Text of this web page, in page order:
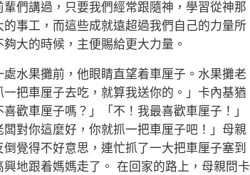
們講過，只要我們經常跟隨神，學習從神那
事工，而這些成就遠超過我們自己的力量所
大的時候，主便賜給更大力量。
果攤前，他眼睛直望着車厘子。水果攤老
把車厘子去吃，就算我送你的。」卡內基猶
歡車厘子嗎？」「不！我最喜歡車厘子！」
對你這麼好，你就抓一把車厘子吧！」母親
覺得不好意思，連忙抓了一大把車厘子塞到
地跟着媽媽走了。 在回家的路上，母親問卡